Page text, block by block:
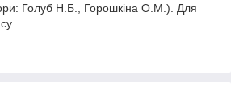
Голуб Н.Б., Горошкіна О.М.). Для